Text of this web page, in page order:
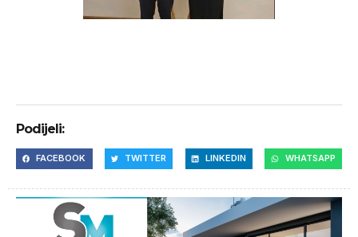
Podijeli:
FACEBOOK TWITTER LINKEDIN WHATSAPP